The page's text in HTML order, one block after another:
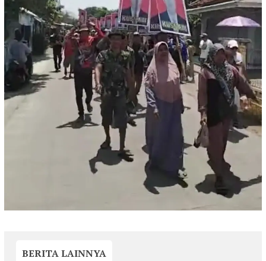
BERITA LAINNYA